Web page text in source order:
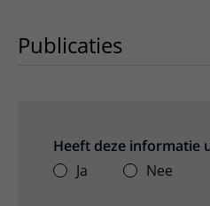
Publicaties
Heeft deze informatie
Ja
Nee